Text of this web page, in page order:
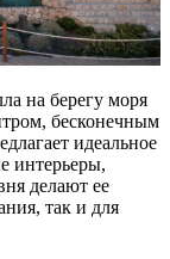
на берегу моря
бесконечным
идеальное
интерьеры,
делают ее
так и для